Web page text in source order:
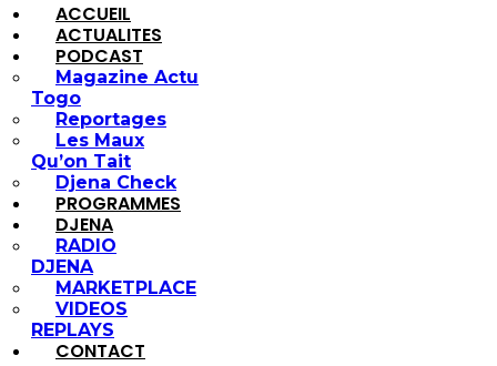
ACCUEIL
ACTUALITES
PODCAST
Magazine Actu
Togo
Reportages
Les Maux
Qu’on Tait
Djena Check
PROGRAMMES
DJENA
RADIO
DJENA
MARKETPLACE
VIDEOS
REPLAYS
CONTACT